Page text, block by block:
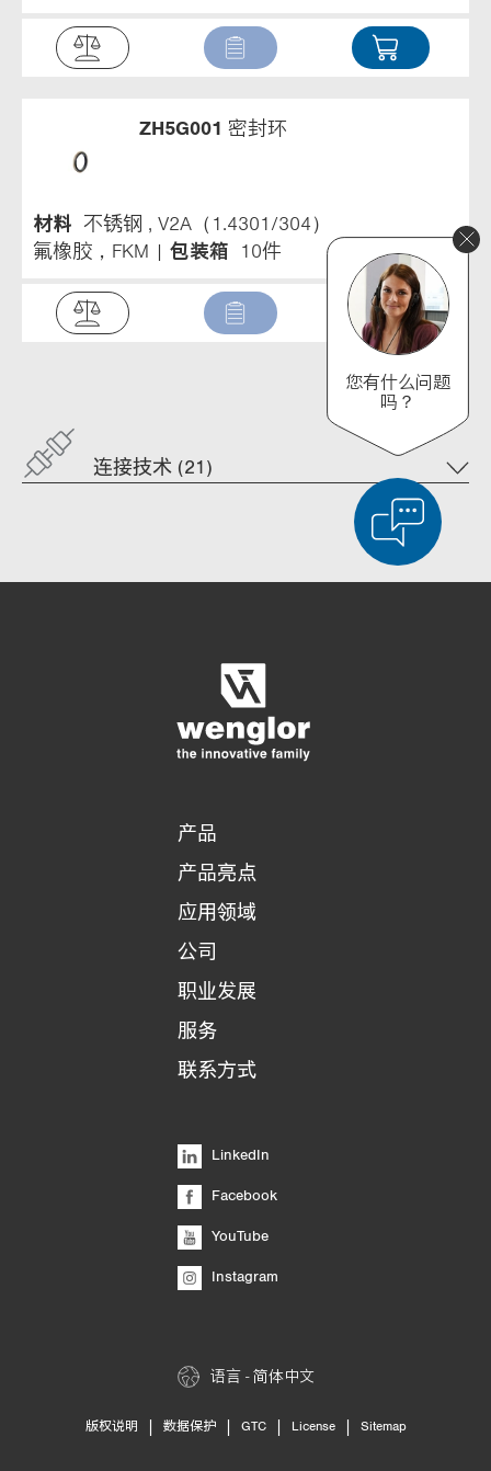
ZH5G001 密封环
材料
不锈钢 , V2A（1.4301/304）
氟橡胶，FKM
包装箱 10件
连接技术 (21)
您有什么问题
吗？
产品
产品亮点
应用领域
公司
职业发展
服务
联系方式
LinkedIn
Facebook
YouTube
Instagram
语言 - 简体中文
版权说明 | 数据保护 | GTC | License | Sitemap